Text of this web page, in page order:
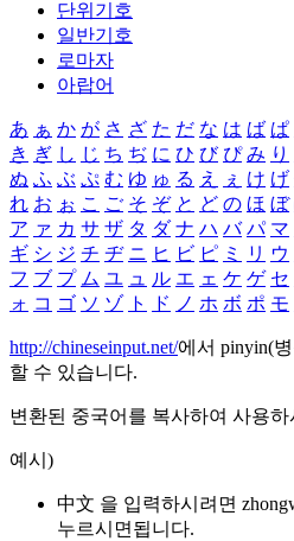
단위기호
일반기호
로마자
아랍어
あ ぁ か が さ ざ た だ な は ば ぱ
き ぎ し じ ち ぢ に ひ び ぴ み り
ぬ ふ ぶ ぷ む ゆ ゅ る え ぇ け げ
れ お ぉ こ ご そ ぞ と ど の ほ ぼ
ア ァ カ サ ザ タ ダ ナ ハ バ パ マ
ギ シ ジ チ ヂ ニ ヒ ビ ピ ミ リ ウ
フ ブ プ ム ユ ュ ル エ ェ ケ ゲ セ
ォ コ ゴ ソ ゾ ト ド ノ ホ ボ ポ モ
http://chineseinput.net/에서 pinyin(
할 수 있습니다.
변환된 중국어를 복사하여 사용하
예시)
中文 을 입력하시려면
누르시면됩니다.